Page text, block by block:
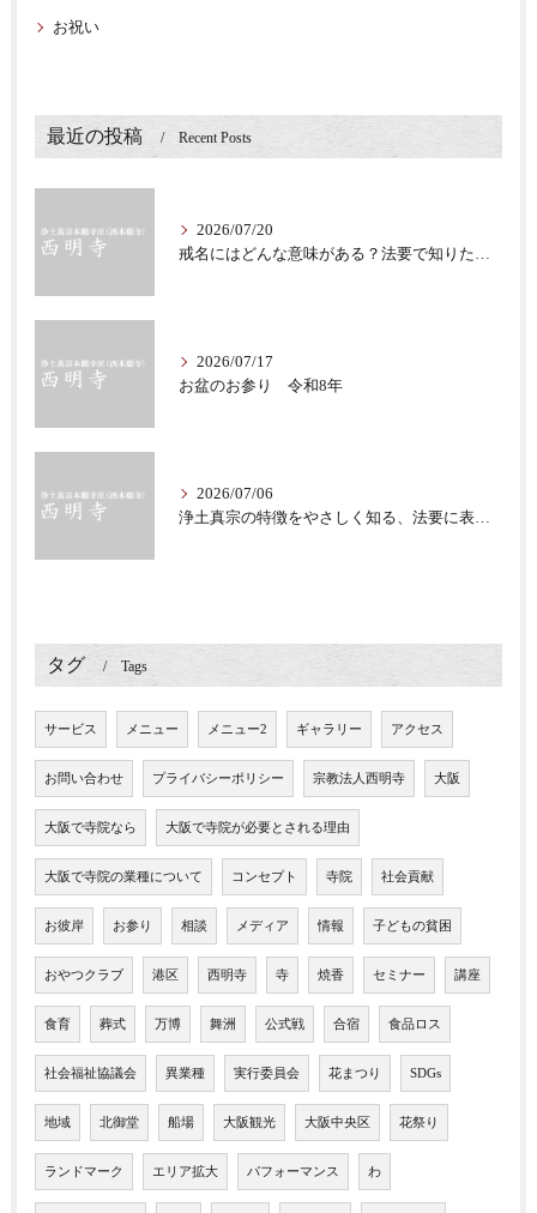
お祝い
最近の投稿 Recent Posts
2026/07/20
戒名にはどんな意味がある？法要で知りたい仏教の心
2026/07/17
お盆のお参り 令和8年
2026/07/06
浄土真宗の特徴をやさしく知る、法要に表れる教え
タグ Tags
サービス メニュー メニュー2 ギャラリー アクセス
お問い合わせ プライバシーポリシー 宗教法人西明寺 大阪
大阪で寺院なら 大阪で寺院が必要とされる理由
大阪で寺院の業種について コンセプト 寺院 社会貢献
お彼岸 お参り 相談 メディア 情報 子どもの貧困
おやつクラブ 港区 西明寺 寺 焼香 セミナー 講座
食育 葬式 万博 舞洲 公式戦 合宿 食品ロス
社会福祉協議会 異業種 実行委員会 花まつり SDGs
地域 北御堂 船場 大阪観光 大阪中央区 花祭り
ランドマーク エリア拡大 パフォーマンス わ